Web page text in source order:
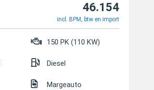
46.154
incl. BPM, btw en import
150 PK (110 KW)
Diesel
Margeauto